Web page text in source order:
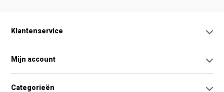
Klantenservice
Mijn account
Categorieën